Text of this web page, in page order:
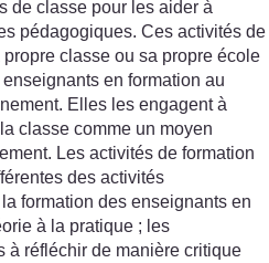
de classe pour les aider à
pédagogiques. Ces activités de
classe ou sa propre école
en formation au
Elles les engagent à
classe comme un moyen
Les activités de formation
des activités
formation des enseignants en
à la pratique ; les
à réfléchir de manière critique